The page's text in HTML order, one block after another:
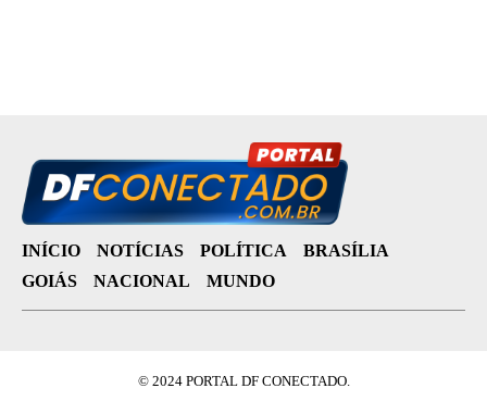
INÍCIO NOTÍCIAS POLÍTICA
BRASÍLIA
GOIÁS
NACIONAL MUNDO
© 2024 PORTAL DF CONECTADO.